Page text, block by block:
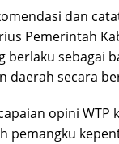
dan
Pemerintah
berlaku sebagai
daerah secara
opini
pemangku